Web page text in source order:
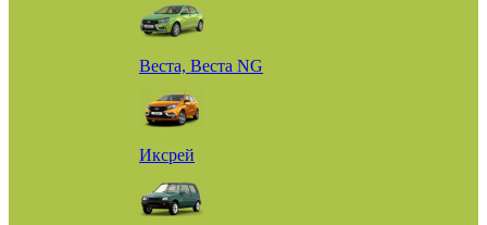
Веста, Веста NG
Иксрей